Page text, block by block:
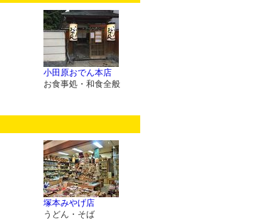
小田原おでん本店
お食事処・和食全般
塚本みやげ店
うどん・そば